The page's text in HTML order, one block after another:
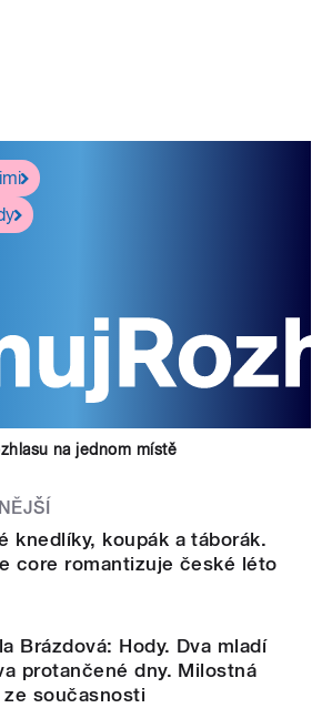
na jednom místě
knedlíky, koupák a táborák.
core romantizuje české léto
Brázdová: Hody. Dva mladí
protančené dny. Milostná
ze současnosti